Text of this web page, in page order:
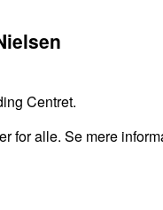
Centret.
for alle. Se mere